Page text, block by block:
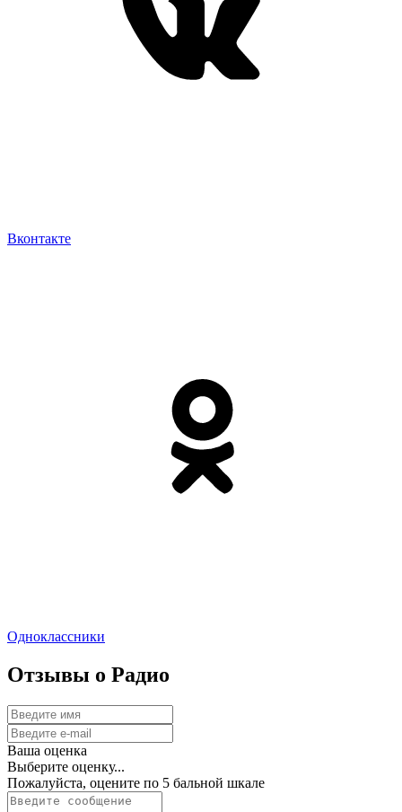
Вконтакте
Одноклассники
Отзывы о Радио
Ваша оценка
Выберите оценку...
Пожалуйста, оцените по 5 бальной шкале